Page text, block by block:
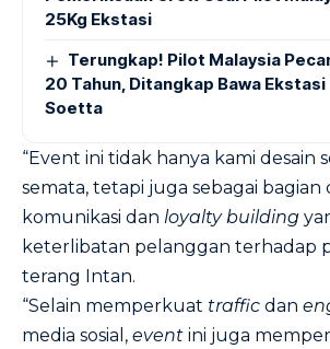
25Kg Ekstasi
Terungkap! Pilot Malaysia
20 Tahun, Ditangkap Bawa
Soetta
“Event ini tidak hanya kami desain
semata, tetapi juga sebagai bagian
komunikasi dan loyalty building
keterlibatan pelanggan terhadap
terang Intan.
“Selain memperkuat traffic dan
media sosial, event ini juga